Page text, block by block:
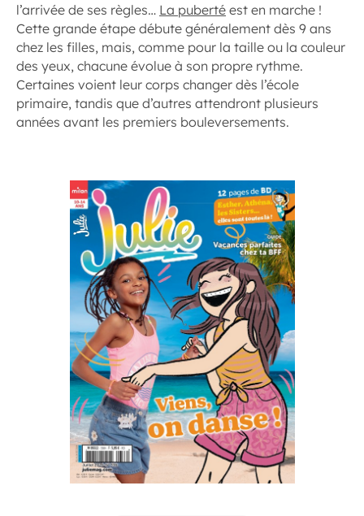
l’arrivée de ses règles… La puberté est en marche !
Cette grande étape débute généralement dès 9 ans
chez les filles, mais, comme pour la taille ou la couleur
des yeux, chacune évolue à son propre rythme.
Certaines voient leur corps changer dès l’école
primaire, tandis que d’autres attendront plusieurs
années avant les premiers bouleversements.